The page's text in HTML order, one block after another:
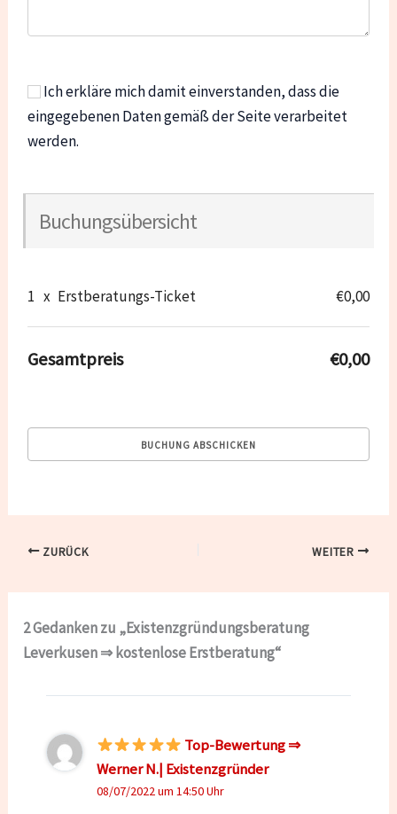
Ich erkläre mich damit einverstanden, dass die
eingegebenen Daten gemäß der Seite verarbeitet
werden.
Buchungsübersicht
1 x Erstberatungs-Ticket €0,00
Gesamtpreis €0,00
ZURÜCK WEITER
2 Gedanken zu „Existenzgründungsberatung
Leverkusen ⇒ kostenlose Erstberatung“
Top-Bewertung ⇒
Werner N.| Existenzgründer
08/07/2022 um 14:50 Uhr